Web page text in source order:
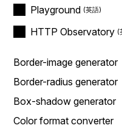
Playground
HTTP Observatory
Border-image generator
Border-radius generator
Box-shadow generator
Color format converter